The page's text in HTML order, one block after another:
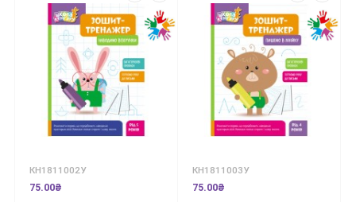
КН1811002У
75.00₴
КН1811003У
75.00₴